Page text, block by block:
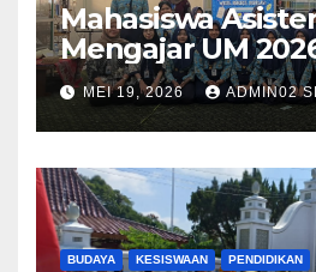
Mahasiswa
Mengajar UM
Menggelar
Bersama Kru
Negeri 1 Magetan
MEI 19, 2026 ADMIN02
BUDAYA KESISWAAN PENDIDIKAN